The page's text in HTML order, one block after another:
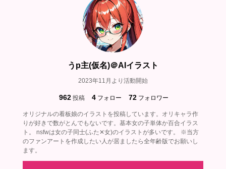
うp主(仮名)＠AIイラスト
2023年11月より活動開始
962 投稿 4 フォロー 72 フォロワー
オリジナルの看板娘のイラストを投稿しています。オリキャラ作
りが好きで数がとんでもないです。基本女の子単体か百合イラス
ト。 nsfwは女の子同士(ふた✕女)のイラストが多いです。 ※当方
のファンアートを作成したい人が居ましたら全年齢版でお願いし
ます。